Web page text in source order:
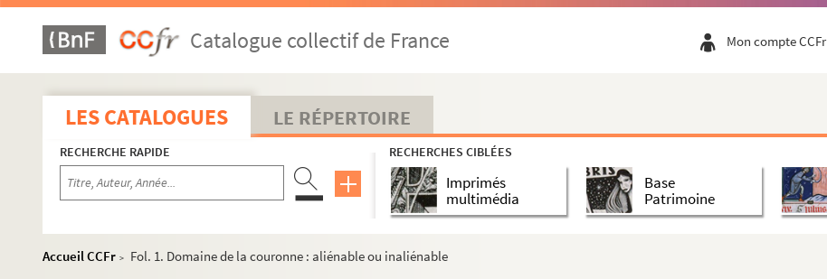
Catalogue collectif de France Mon compte CCFr
LES CATALOGUES LE RÉPERTOIRE
RECHERCHE RAPIDE RECHERCHES CIBLÉES
Imprimés
multimédia
Base
Patrimoine
Accueil CCFr >
Fol. 1. Domaine de la couronne : aliénable ou inaliénable